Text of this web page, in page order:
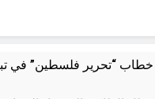
خطاب “تحرير فلسطين” في